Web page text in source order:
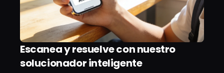
Escanea y resuelve con nuestro
solucionador inteligente